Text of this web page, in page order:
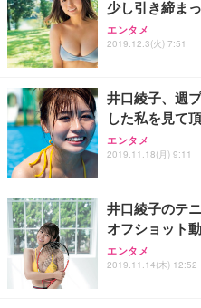
少し引き締ま
エンタメ
2019.12.3(火) 7:51
井口綾子、週
した私を見て
エンタメ
2019.11.18(月) 9:11
井口綾子のテ
オフショット
エンタメ
2019.11.14(木) 12:52